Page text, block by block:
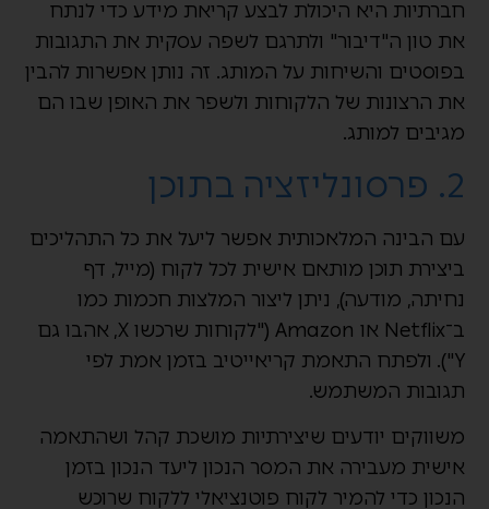
חברתיות היא היכולת לבצע קריאת מידע כדי לנתח
את טון ה"דיבור" ולתרגם לשפה עסקית את התגובות
בפוסטים והשיחות על המותג. זה נותן אפשרות להבין
את הרצונות של הלקוחות ולשפר את האופן שבו הם
מגיבים למותג.
2. פרסונליזציה בתוכן
עם הבינה המלאכותית אפשר ליעל את כל התהליכים
ביצירת תוכן מותאם אישית לכל לקוח (מייל, דף
נחיתה, מודעה), ניתן ליצור המלצות חכמות כמו
ב־Netflix או Amazon ("לקוחות שרכשו X, אהבו גם
Y"). ולפתח התאמת קריאייטיב בזמן אמת לפי
תגובות המשתמש.
משווקים יודעים שיצירתיות מושכת קהל ושהתאמה
אישית מעבירה את המסר הנכון ליעד הנכון בזמן
הנכון כדי להמיר לקוח פוטנציאלי ללקוח שרוכש